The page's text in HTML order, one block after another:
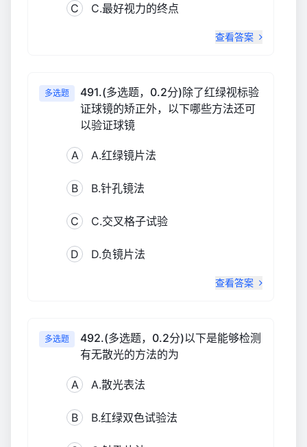
C C.最好视力的终点
查看答案
多选题
491.(多选题，0.2分)除了红绿视标验
证球镜的矫正外，以下哪些方法还可
以验证球镜
A A.红绿镜片法
B B.针孔镜法
C C.交叉格子试验
D D.负镜片法
查看答案
多选题
492.(多选题，0.2分)以下是能够检测
有无散光的方法的为
A A.散光表法
B B.红绿双色试验法